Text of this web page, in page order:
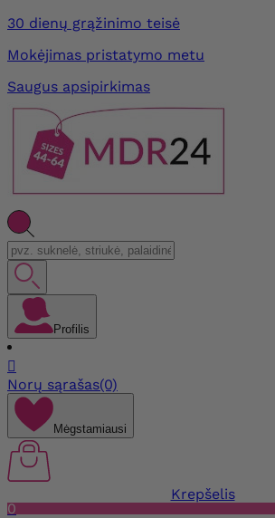
30 dienų grąžinimo teisė
Mokėjimas pristatymo metu
Saugus apsipirkimas
Profilis

Norų sąrašas(0)
Mėgstamiausi
Krepšelis
0